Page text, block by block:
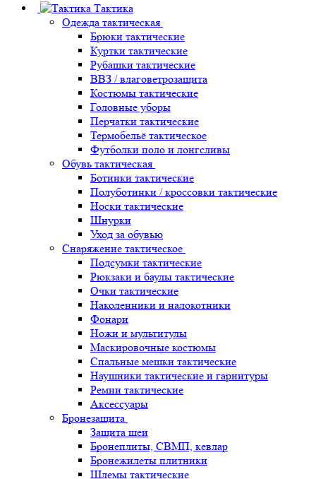
Тактика
Одежда тактическая
Брюки тактические
Куртки тактические
Рубашки тактические
ВВЗ / влаговетрозащита
Костюмы тактические
Головные уборы
Перчатки тактические
Термобельё тактическое
Футболки поло и лонгсливы
Обувь тактическая
Ботинки тактические
Полуботинки / кроссовки тактические
Носки тактические
Шнурки
Уход за обувью
Снаряжение тактическое
Подсумки тактические
Рюкзаки и баулы тактические
Очки тактические
Наколенники и налокотники
Фонари
Ножи и мультитулы
Маскировочные костюмы
Спальные мешки тактические
Наушники тактические и гарнитуры
Ремни тактические
Аксессуары
Бронезащита
Защита шеи
Бронеплиты, СВМП, кевлар
Бронежилеты плитники
Шлемы тактические